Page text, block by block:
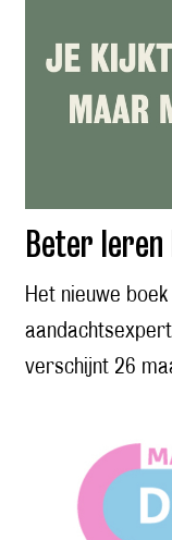
Beter
Het nieuwe
verschijnt 26